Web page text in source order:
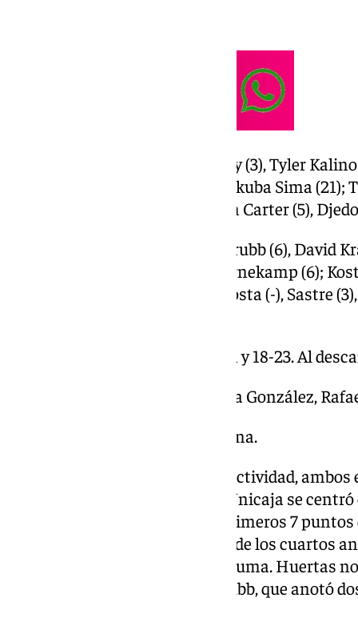
Unicaja (90): Kendrick Perry (3), Tyler
Dylan Osetkowski (7) y Yankuba Sima (21);
(12), Alberto Díaz (13), Tyson Carter (5),
La Laguna Tenerife (83): Scrubb (6), David
(18), Fran Guerra (16) y Doornekamp (6);
Bruno Fitipaldo (5), Lluís Costa (-), Sastre
Parciales: 21-15, 17-24, 34-21 y 18-23. Al
Árbitros: Juan Carlos García González,
Pabellón: Gran Canaria Arena.
Empezó el partido con mucha actividad,
sabiendo lo que se jugaban. El Unicaja se
Yankuba Sima, que anotó los primeros 7
Guerra (MVP de la eliminatoria de los cuartos
testigo y también comenzó su suma. Huertas
al aro y decidió apostar por Scrubb, que anotó